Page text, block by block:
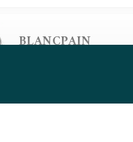
BLANCPAIN